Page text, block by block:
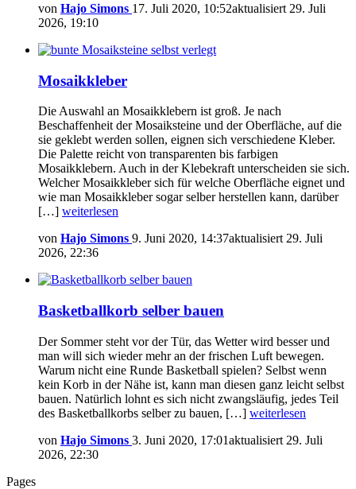
von Hajo Simons 17. Juli 2020, 10:52aktualisiert 29. Juli
2026, 19:10
Mosaikkleber
Die Auswahl an Mosaikklebern ist groß. Je nach
Beschaffenheit der Mosaiksteine und der Oberfläche, auf die
sie geklebt werden sollen, eignen sich verschiedene Kleber.
Die Palette reicht von transparenten bis farbigen
Mosaikklebern. Auch in der Klebekraft unterscheiden sie sich.
Welcher Mosaikkleber sich für welche Oberfläche eignet und
wie man Mosaikkleber sogar selber herstellen kann, darüber
[…] weiterlesen
von Hajo Simons 9. Juni 2020, 14:37aktualisiert 29. Juli
2026, 22:36
Basketballkorb selber bauen
Der Sommer steht vor der Tür, das Wetter wird besser und
man will sich wieder mehr an der frischen Luft bewegen.
Warum nicht eine Runde Basketball spielen? Selbst wenn
kein Korb in der Nähe ist, kann man diesen ganz leicht selbst
bauen. Natürlich lohnt es sich nicht zwangsläufig, jedes Teil
des Basketballkorbs selber zu bauen, […] weiterlesen
von Hajo Simons 3. Juni 2020, 17:01aktualisiert 29. Juli
2026, 22:30
Pages